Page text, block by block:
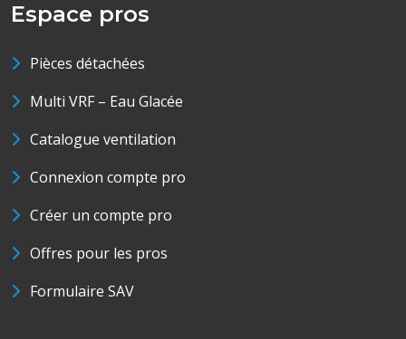
Espace pros
Pièces détachées
Multi VRF – Eau Glacée
Catalogue ventilation
Connexion compte pro
Créer un compte pro
Offres pour les pros
Formulaire SAV